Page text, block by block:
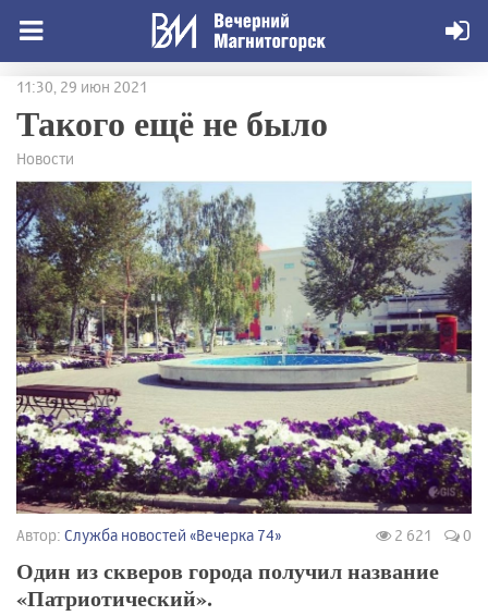
11:30, 29 июн 2021
Такого ещё не было
Новости
Автор: Служба новостей «Вечерка 74» 2 621 0
Один из скверов города получил название
«Патриотический».